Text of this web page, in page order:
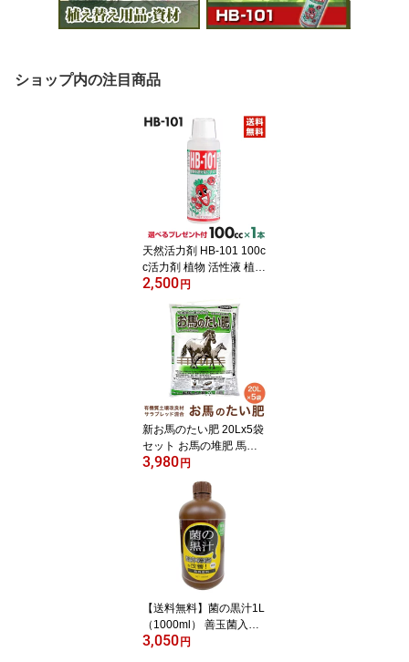
ショップ内の注目商品
天然活力剤 HB-101 100c
c活力剤 植物 活性液 植物
活力剤 100ml フローラ H
剤 安全 農家 農園 家庭菜
園 園芸 ガーデニング 有
機栽培 フローラ101 Flor
a 洋ラン 全植物【送料無
料・代引手数料無料】
【プレゼント付】【WEB
領収書発行可】
2,500 円
新お馬のたい肥 20Lx5袋
セット お馬の堆肥 馬糞
馬ふん たい肥 堆肥 土壌
改良剤 土壌改良材 土壌
改良 植木鉢 鉢 薔薇 バラ
ばら 園芸 土 ガーデニン
グ 家庭菜園 庭【送料無
3,980 円
【送料無料】菌の黒汁1L
（1000ml） 善玉菌入
（光合成細菌）液体 活力
3,050 円